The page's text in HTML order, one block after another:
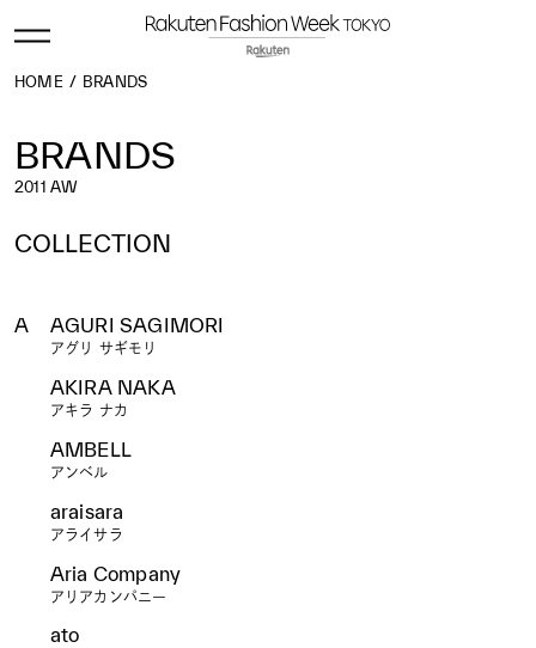
HOME BRANDS
BRANDS
2011 AW
COLLECTION
2022 A/W 2022 S/S 2021 A/W
2020 S/S
2019 A/W
2015 S/S
2014 A/W
2012 A/W
2012 S/S
2007 A/W 2007 S/S
A AGURI SAGIMORI
アグリ サギモリ
AKIRA NAKA
アキラ ナカ
AMBELL
アンベル
araisara
アライサラ
Aria Company
アリアカンパニー
ato